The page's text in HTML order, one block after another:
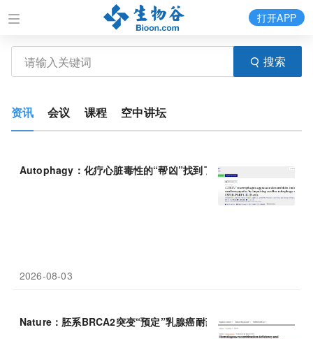
搜索
打开APP
资讯 会议 课程 空中讲坛
Autophagy：化疗心脏毒性的“帮凶”找到了，上海交通大学邵琴
2026-08-03
Nature：胚系BRCA2突变“预定”乳腺癌耐药结局——双重机制驱